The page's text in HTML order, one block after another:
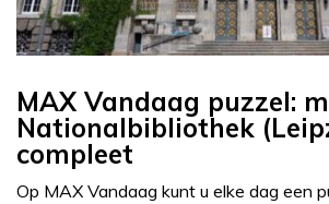
MAX Vandaag puzzel:
Nationalbibliothek
compleet
Op MAX Vandaag kunt u elke dag een